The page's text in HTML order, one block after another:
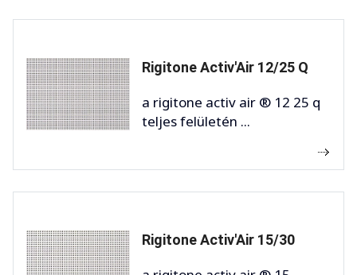
Rigitone Activ'Air 12/25 Q
a rigitone activ air ® 12 25 q
teljes felületén ...
Rigitone Activ'Air 15/30